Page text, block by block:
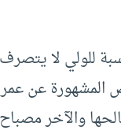
للولي لا
عن عمر
والآخر